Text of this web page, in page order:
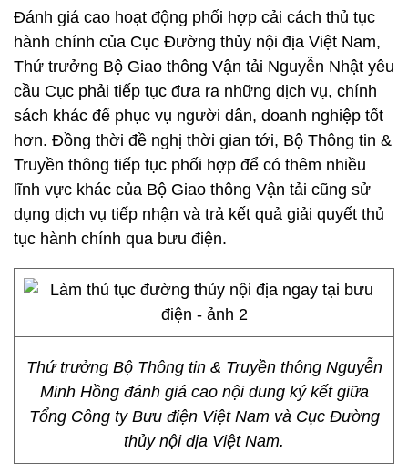
Đánh giá cao hoạt động phối hợp cải cách thủ tục
hành chính của Cục Đường thủy nội địa Việt Nam,
Thứ trưởng Bộ Giao thông Vận tải Nguyễn Nhật yêu
cầu Cục phải tiếp tục đưa ra những dịch vụ, chính
sách khác để phục vụ người dân, doanh nghiệp tốt
hơn. Đồng thời đề nghị thời gian tới, Bộ Thông tin &
Truyền thông tiếp tục phối hợp để có thêm nhiều
lĩnh vực khác của Bộ Giao thông Vận tải cũng sử
dụng dịch vụ tiếp nhận và trả kết quả giải quyết thủ
tục hành chính qua bưu điện.
Thứ trưởng Bộ Thông tin & Truyền thông Nguyễn
Minh Hồng đánh giá cao nội dung ký kết giữa
Tổng Công ty Bưu điện Việt Nam và Cục Đường
thủy nội địa Việt Nam.